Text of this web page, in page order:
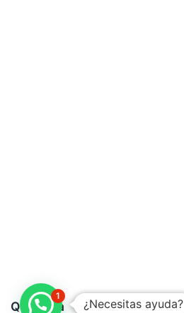
Quaroma ¿Necesitas ayuda?
1